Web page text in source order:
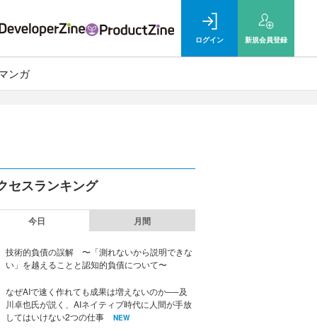
ログイン 新規会員登録
ンガ
セスランキング
今日 月間
技術的負債の誤解 〜「測れないから説明できな
い」を越えることと認知的負債について〜
なぜAIで速く作れても成果は増えないのか──及
川卓也氏が説く、AIネイティブ時代に人間が手放
してはいけない2つの仕事
NEW